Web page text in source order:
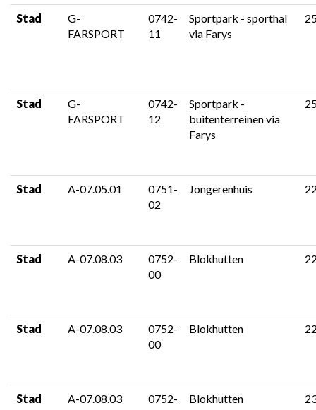
Stad
G-
FARSPORT
0742-
11
Sportpark - sporthal
via Farys
Stad
G-
FARSPORT
0742-
12
Sportpark -
buitenterreinen via
Farys
Stad A-07.05.01
0751-
02
Jongerenhuis
Stad A-07.08.03
0752-
00
Blokhutten
Stad A-07.08.03
0752-
00
Blokhutten
Stad A-07.08.03
0752-
Blokhutten